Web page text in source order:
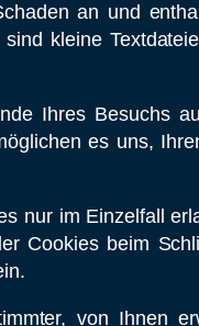
an und
kleine
Ihres Besuchs
es uns,
nur im Einzelfall
Cookies beim
von Ihnen